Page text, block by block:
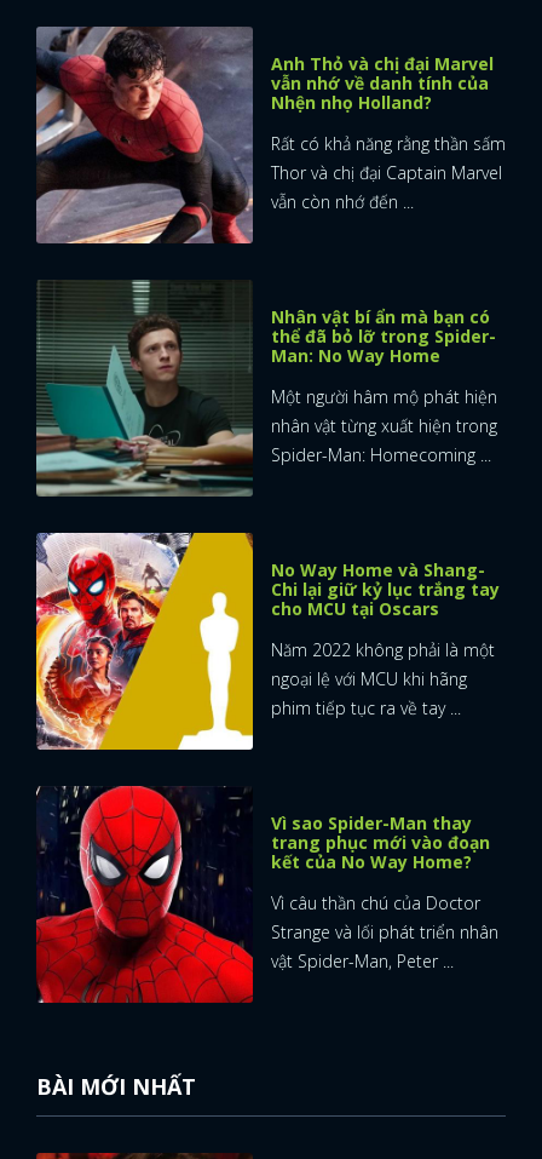
Anh Thỏ và chị đại Marvel
vẫn nhớ về danh tính của
Nhện nhọ Holland?
Rất có khả năng rằng thần sấm
Thor và chị đại Captain Marvel
vẫn còn nhớ đến ...
Nhân vật bí ẩn mà bạn có
thể đã bỏ lỡ trong Spider-
Man: No Way Home
Một người hâm mộ phát hiện
nhân vật từng xuất hiện trong
Spider-Man: Homecoming ...
No Way Home và Shang-
Chi lại giữ kỷ lục trắng tay
cho MCU tại Oscars
Năm 2022 không phải là một
ngoại lệ với MCU khi hãng
phim tiếp tục ra về tay ...
Vì sao Spider-Man thay
trang phục mới vào đoạn
kết của No Way Home?
Vì câu thần chú của Doctor
Strange và lối phát triển nhân
vật Spider-Man, Peter ...
BÀI MỚI NHẤT